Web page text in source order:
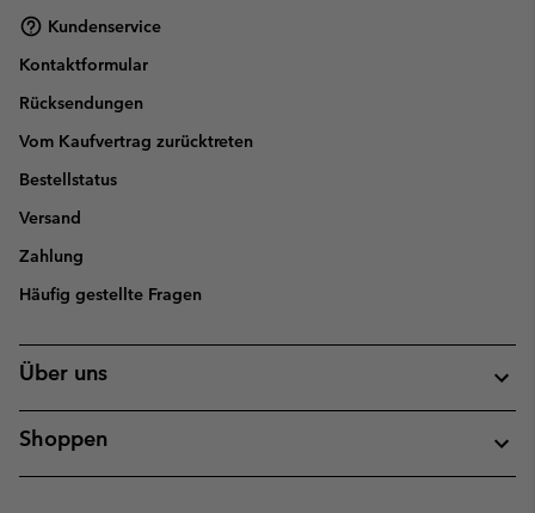
Kundenservice
Kontaktformular
Rücksendungen
Vom Kaufvertrag zurücktreten
Bestellstatus
Versand
Zahlung
Häufig gestellte Fragen
Über uns
Shoppen